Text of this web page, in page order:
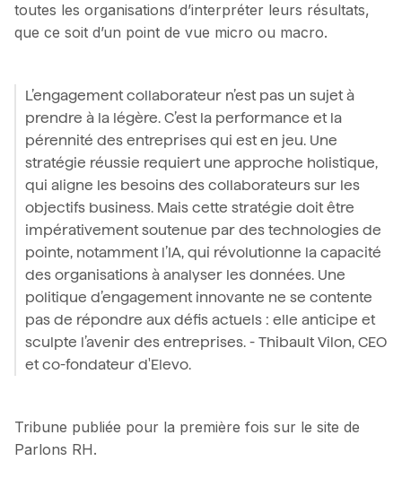
toutes les organisations d’interpréter leurs résultats,
que ce soit d’un point de vue micro ou macro.
L’engagement collaborateur n’est pas un sujet à
prendre à la légère. C’est la performance et la
pérennité des entreprises qui est en jeu. Une
stratégie réussie requiert une approche holistique,
qui aligne les besoins des collaborateurs sur les
objectifs business. Mais cette stratégie doit être
impérativement soutenue par des technologies de
pointe, notamment l’IA, qui révolutionne la capacité
des organisations à analyser les données. Une
politique d’engagement innovante ne se contente
pas de répondre aux défis actuels : elle anticipe et
sculpte l’avenir des entreprises. - Thibault Vilon, CEO
et co-fondateur d'Elevo.
Tribune publiée pour la première fois sur le site de
Parlons RH.